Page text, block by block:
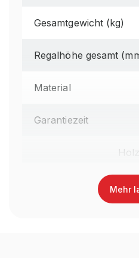
Gesamtgewicht (kg)
Regalhöhe gesamt
Material
Garantiezeit
Brancheneignung
Mehr